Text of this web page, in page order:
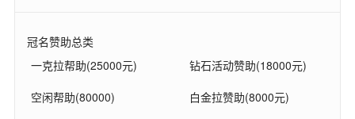
冠名赞助总类
一克拉帮助(25000元)
钻石活动赞助(18000元)
空闲帮助(80000)
白金拉赞助(8000元)